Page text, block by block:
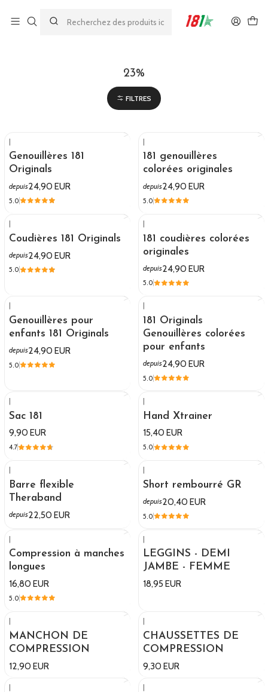
23%
FILTRES
|
Genouillères 181
Originals
depuis24,90 EUR
5.0
|
181 genouillères
colorées originales
depuis24,90 EUR
5.0
|
Coudières 181 Originals
depuis24,90 EUR
5.0
|
181 coudières colorées
originales
depuis24,90 EUR
5.0
|
Genouillères pour
enfants 181 Originals
depuis24,90 EUR
5.0
|
181 Originals
Genouillères colorées
pour enfants
depuis24,90 EUR
5.0
|
Sac 181
9,90 EUR
4.7
|
Hand Xtrainer
15,40 EUR
5.0
|
Barre flexible
Theraband
depuis22,50 EUR
|
Short rembourré GR
depuis20,40 EUR
5.0
|
Compression à manches
longues
16,80 EUR
5.0
|
LEGGINS - DEMI
JAMBE - FEMME
18,95 EUR
|
MANCHON DE
COMPRESSION
12,90 EUR
|
CHAUSSETTES DE
COMPRESSION
9,30 EUR
| |